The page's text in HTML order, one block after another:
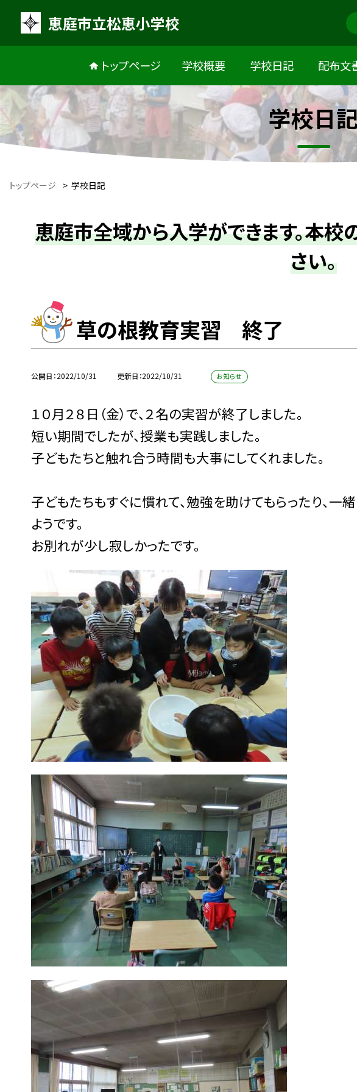
恵庭市立松恵小学校
トップページ 学校概要 学校日記 配布文
学校日
トップページ > 学校日記
恵庭市全域から入学ができます。本
さい。
草の根教育実習 終了
公開日 2022/10/31 更新日 2022/10/31 お知らせ
１０月２８日（金）で、２名の実習が終了しました。
短い期間でしたが、授業も実践しました。
子どもたちと触れ合う時間も大事にしてくれました。
子どもたちもすぐに慣れて、勉強を助けてもらったり、一
ようです。
お別れが少し寂しかったです。